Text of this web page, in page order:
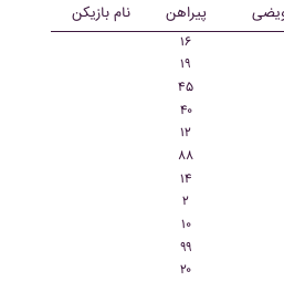
نام بازیکن پیراهن
۱۶
۱۹
۴۵
۴۰
۱۲
۸۸
۱۴
۲
۱۰
۹۹
۲۰